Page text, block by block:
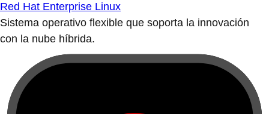
Red Hat Enterprise Linux
Sistema operativo flexible que soporta la innovación
con la nube híbrida.